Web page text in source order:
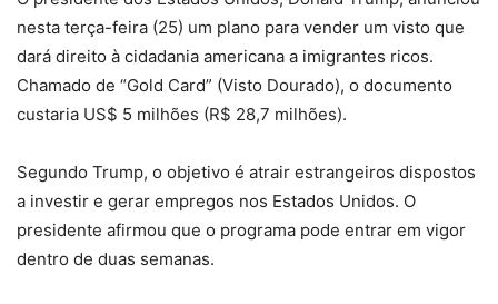
nesta terça-feira (25) um plano para vender um visto que
dará direito à cidadania americana a imigrantes ricos.
Chamado de “Gold Card” (Visto Dourado), o documento
custaria US$ 5 milhões (R$ 28,7 milhões).
Segundo Trump, o objetivo é atrair estrangeiros dispostos
a investir e gerar empregos nos Estados Unidos. O
presidente afirmou que o programa pode entrar em vigor
dentro de duas semanas.